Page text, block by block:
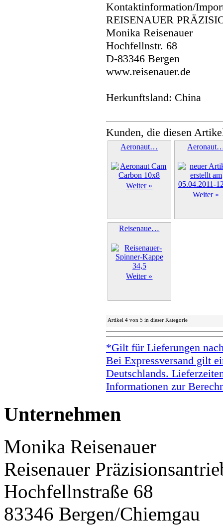
Kontaktinformation/
REISENAUER
Monika Reisenauer
Hochfellnstr. 68
D-83346 Bergen
www.reisenauer.de
Herkunftsland: China
Kunden, die diesen
Aeronaut…
Weiter »
Weiter »
Reisenaue…
Weiter »
Artikel 4 von 5 in dieser Kategorie
*Gilt für Lieferungen
Bei Expressversand gilt
Deutschlands.
Informationen zur
Unternehmen
Monika Reisenauer
Reisenauer
Hochfellnstraße 68
83346 Bergen/Chiemgau